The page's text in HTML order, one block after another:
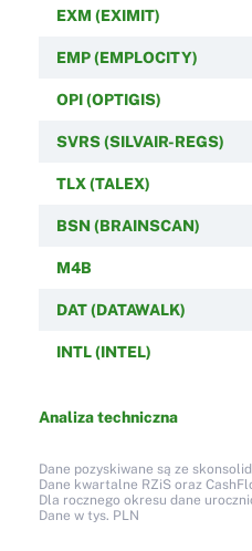
EXM (EXIMIT)
EMP (EMPLOCITY)
OPI (OPTIGIS)
SVRS (SILVAIR-REGS)
TLX (TALEX)
BSN (BRAINSCAN)
M4B
DAT (DATAWALK)
INTL (INTEL)
Analiza techniczna
Dane pozyskiwane są ze
Dane kwartalne RZiS oraz
Dla rocznego okresu dane
Dane w tys. PLN